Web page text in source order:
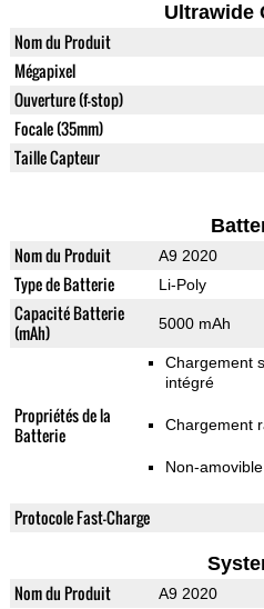
Ultrawide
Nom du Produit
Mégapixel
Ouverture (f-stop)
Focale (35mm)
Taille Capteur
Nom du Produit A9 2020
Type de Batterie Li-Poly
Capacité Batterie
(mAh)
5000 mAh
Propriétés de la
Batterie
Chargement
intégré
Chargement
Non-amovible
Protocole Fast-Charge
Nom du Produit A9 2020